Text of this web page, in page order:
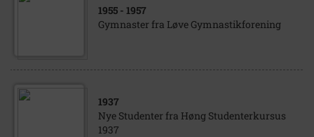
1955 - 1957
Gymnaster fra Løve Gymnastikforening
1937
Nye Studenter fra Høng Studenterkursus
1937